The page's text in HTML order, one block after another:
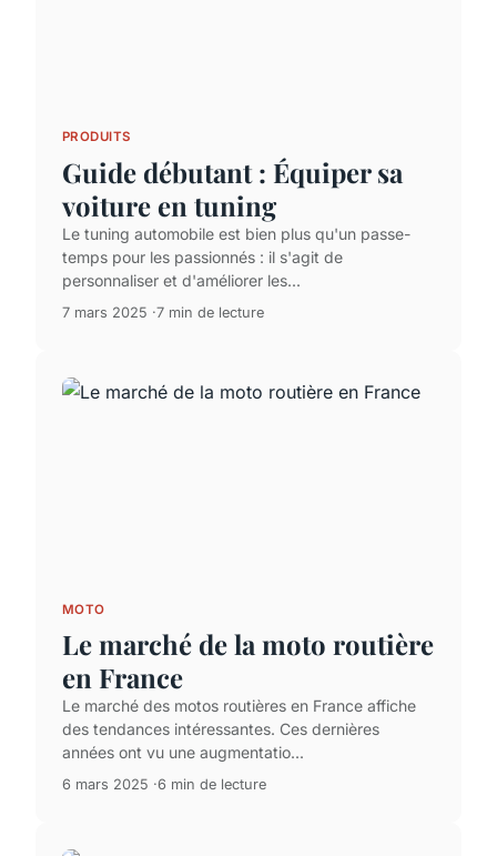
PRODUITS
Guide débutant : Équiper sa
voiture en tuning
Le tuning automobile est bien plus qu'un passe-
temps pour les passionnés : il s'agit de
personnaliser et d'améliorer les...
7 mars 2025 7 min de lecture
MOTO
Le marché de la moto routière
en France
Le marché des motos routières en France affiche
des tendances intéressantes. Ces dernières
années ont vu une augmentatio...
6 mars 2025 6 min de lecture